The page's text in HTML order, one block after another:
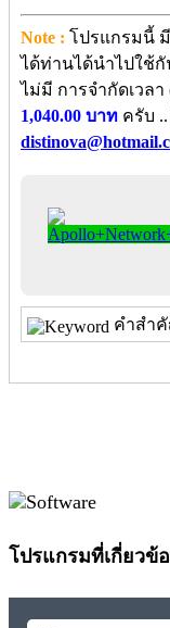
Note : โปรแกรมนี้
ได้ท่านได้นำไปใช้
ไม่มี การจำกัดเวลา
1,040.00 บาท ครับ
คำสำ
โปรแกรมที่เกี่ยวข้